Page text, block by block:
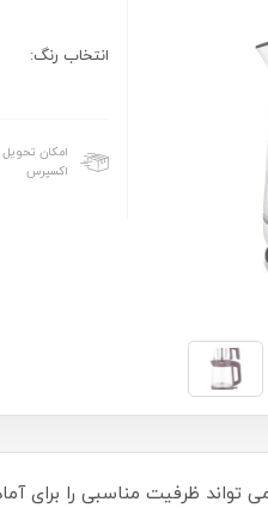
انتخاب رنگ:
امکان تحویل
اکسپرس